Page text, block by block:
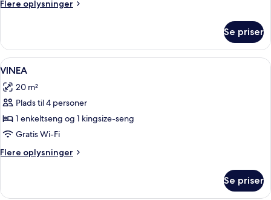
Flere oplysninger
Flere
Se priser
Indlæs
alle
billeder
af
VINEA
Gratis baby-/barnesenge, gratis Wi-
6
VINEA
20 m²
Plads til 4 personer
1 enkeltseng og 1 kingsize-seng
Gratis Wi-Fi
Flere oplysninger
Flere
Se priser